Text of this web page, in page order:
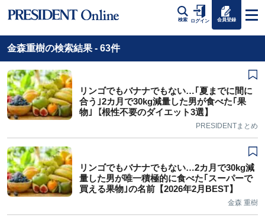
検索 ログイン 会員登録
金森重樹の検索結果 - 63件
リンゴでもバナナでもない…｢夏までに間に
合う｣2カ月で30kg減量した男が食べた｢果
物｣【根性不要のダイエット3選】
PRESIDENTまとめ
リンゴでもバナナでもない…2カ月で30kg減
量した男が唯一積極的に食べた｢スーパーで
買える果物｣の名前【2026年2月BEST】
金森 重樹